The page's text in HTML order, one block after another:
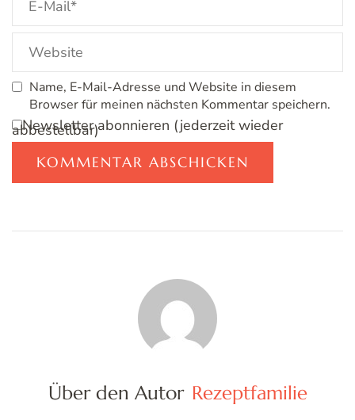
Name, E-Mail-Adresse und Website in diesem
Browser für meinen nächsten Kommentar speichern.
Newsletter abonnieren (jederzeit wieder
abbestellbar)
Über den Autor Rezeptfamilie